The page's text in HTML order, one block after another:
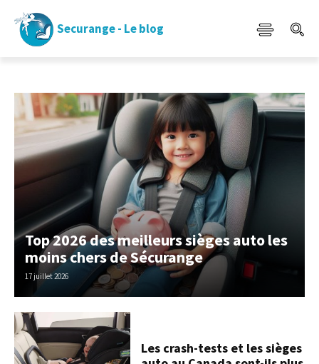
Securange - Le blog
Top 2026 des meilleurs sièges auto les
moins chers de Sécurange
17 juillet 2026
Les crash-tests et les sièges